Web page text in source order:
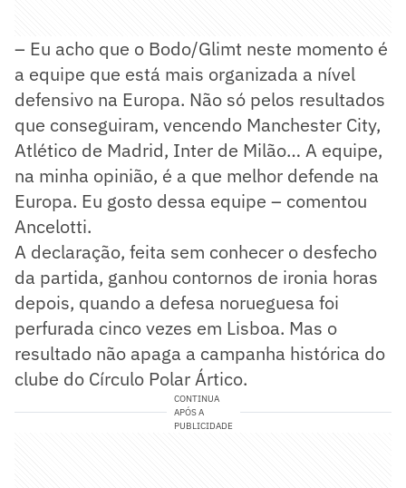
– Eu acho que o Bodo/Glimt neste momento é
a equipe que está mais organizada a nível
defensivo na Europa. Não só pelos resultados
que conseguiram, vencendo Manchester City,
Atlético de Madrid, Inter de Milão… A equipe,
na minha opinião, é a que melhor defende na
Europa. Eu gosto dessa equipe – comentou
Ancelotti.
A declaração, feita sem conhecer o desfecho
da partida, ganhou contornos de ironia horas
depois, quando a defesa norueguesa foi
perfurada cinco vezes em Lisboa. Mas o
resultado não apaga a campanha histórica do
clube do Círculo Polar Ártico.
CONTINUA
APÓS A
PUBLICIDADE